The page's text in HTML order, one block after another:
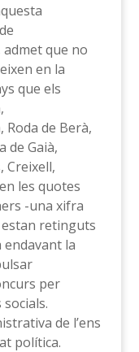
que no
en la
que els
de Berà,
de Gaià,
Creixell,
les quotes
-una xifra
estan retinguts
endavant la
per
de l’ens
política.